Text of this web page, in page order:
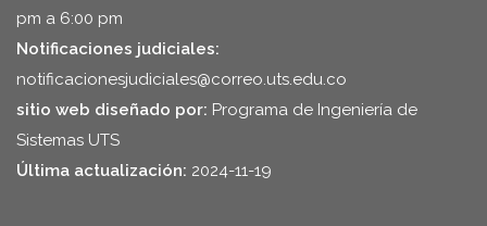
pm a 6:00 pm
Notificaciones judiciales:
notificacionesjudiciales@correo.uts.edu.co
sitio web diseñado por: Programa de Ingeniería de
Sistemas UTS
Última actualización: 2024-11-19